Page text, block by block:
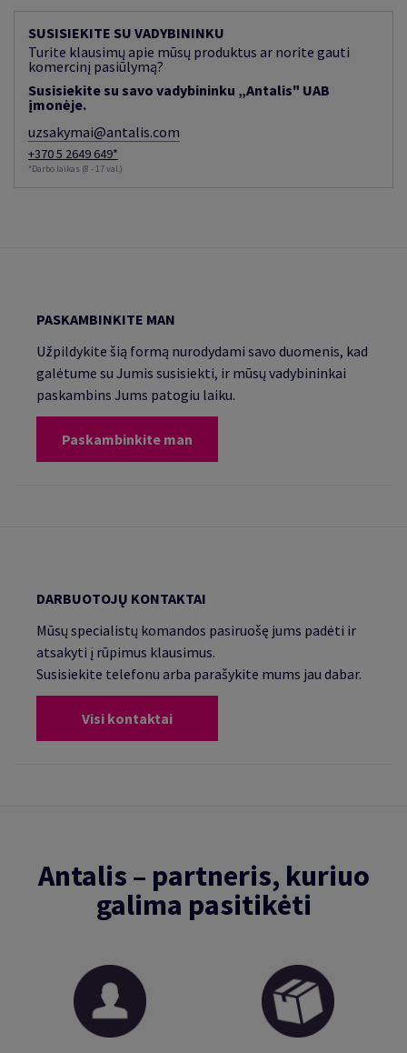
SUSISIEKITE SU VADYBININKU
Turite klausimų apie mūsų produktus ar norite gauti
komercinį pasiūlymą?
Susisiekite su savo vadybininku „Antalis" UAB
įmonėje.
uzsakymai@antalis.com
+370 5 2649 649*
*Darbo laikas (8 - 17 val.)
PASKAMBINKITE MAN
Užpildykite šią formą nurodydami savo duomenis, kad
galėtume su Jumis susisiekti, ir mūsų vadybininkai
paskambins Jums patogiu laiku.
Paskambinkite man
DARBUOTOJŲ KONTAKTAI
Mūsų specialistų komandos pasiruošę jums padėti ir
atsakyti į rūpimus klausimus.
Susisiekite telefonu arba parašykite mums jau dabar.
Visi kontaktai
Antalis – partneris, kuriuo
galima pasitikėti